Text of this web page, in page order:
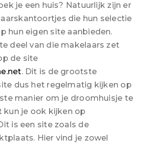
je een huis? Natuurlijk zijn er
die hun selectie
hun eigen site aanbieden.
deel van die makelaars zet
de site
. Dit is de grootste
dus het regelmatig kijken op
manier om je droomhuisje te
kun je ook kijken op
is een site zoals de
Hier vind je zowel